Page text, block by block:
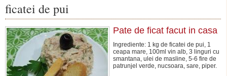
ficatei de pui
Pate de ficat facut in casa
Ingrediente: 1 kg de ficatei de pui, 1
ceapa mare, 100ml vin alb, 3 linguri cu
smantana, ulei de masline, 5-6 fire de
patrunjel verde, nucsoara, sare, piper.